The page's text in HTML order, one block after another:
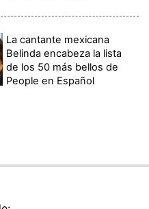
La cantante mexicana
Belinda encabeza la lista
de los 50 más bellos de
People en Español